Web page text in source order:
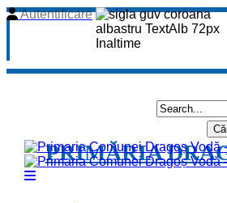
Autentificare
PRIMĂRIA